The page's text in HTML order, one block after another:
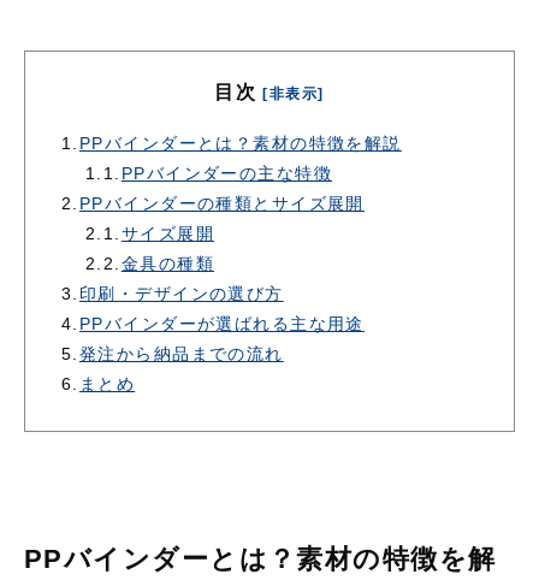
目次 [非表示]
1. PPバインダーとは？素材の特徴を解説
1.1. PPバインダーの主な特徴
2. PPバインダーの種類とサイズ展開
2.1.サイズ展開
2.2.金具の種類
3. 印刷・デザインの選び方
4. PPバインダーが選ばれる主な用途
5.発注から納品までの流れ
6. まとめ
PPバインダーとは？素材の特徴を解